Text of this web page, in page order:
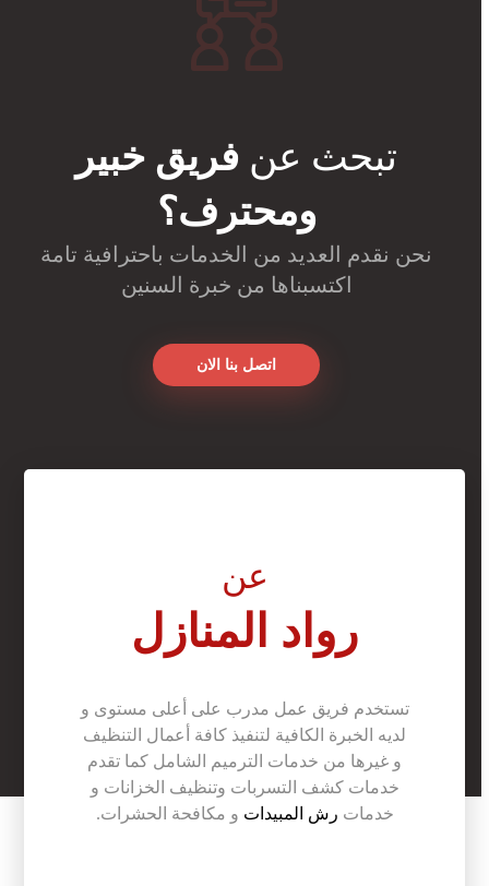
تبحث عن فريق خبير
ومحترف؟
نحن نقدم العديد من الخدمات باحترافية تامة
اكتسبناها من خبرة السنين
اتصل بنا الان
عن
رواد المنازل
تستخدم فريق عمل مدرب على أعلى مستوى و
لديه الخبرة الكافية لتنفيذ كافة أعمال التنظيف
و غيرها من خدمات الترميم الشامل كما تقدم
خدمات كشف التسربات وتنظيف الخزانات و
خدمات رش المبيدات و مكافحة الحشرات.